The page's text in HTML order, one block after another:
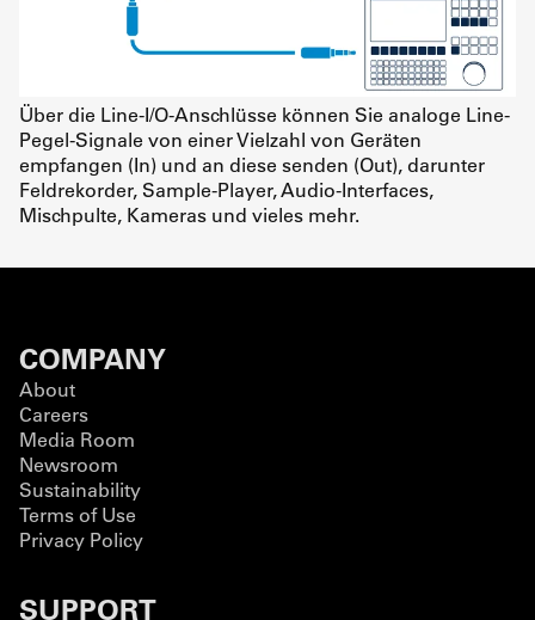
Über die Line-I/O-Anschlüsse können Sie analoge Line-
Pegel-Signale von einer Vielzahl von Geräten
empfangen (In) und an diese senden (Out), darunter
Feldrekorder, Sample-Player, Audio-Interfaces,
Mischpulte, Kameras und vieles mehr.
COMPANY
About
Careers
Media Room
Newsroom
Sustainability
Terms of Use
Privacy Policy
SUPPORT